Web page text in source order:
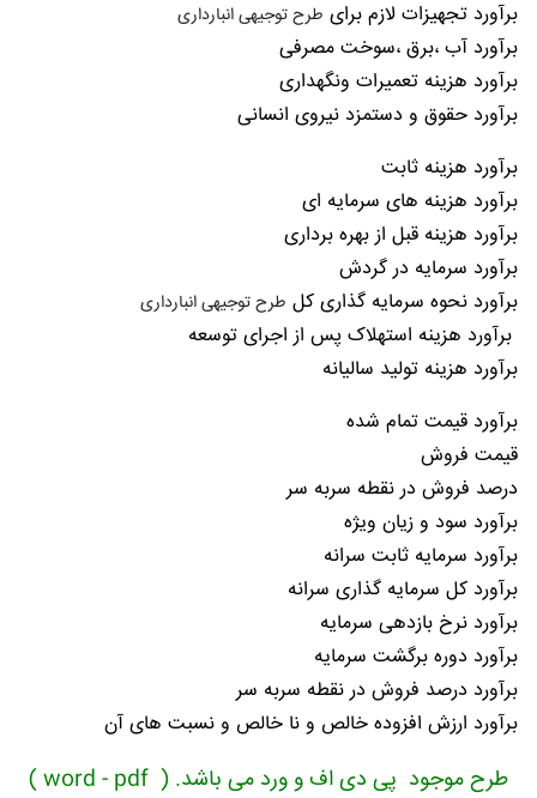
برآورد تجهیزات لازم برای طرح توجیهی انبارداری
برآورد آب ،برق ،سوخت مصرفی
برآورد هزینه تعمیرات ونگهداری
برآورد حقوق و دستمزد نیروی انسانی
برآورد هزینه ثابت
برآورد هزینه های سرمایه ای
برآورد هزینه قبل از بهره برداری
برآورد سرمایه در گردش
برآورد نحوه سرمایه گذاری کل طرح توجیهی انبارداری
برآورد هزینه استهلاک پس از اجرای توسعه
برآورد هزینه تولید سالیانه
برآورد قیمت تمام شده
قیمت فروش
درصد فروش در نقطه سربه سر
برآورد سود و زیان ویژه
برآورد سرمایه ثابت سرانه
برآورد کل سرمایه گذاری سرانه
برآورد نرخ بازدهی سرمایه
برآورد دوره برگشت سرمایه
برآورد درصد فروش در نقطه سربه سر
برآورد ارزش افزوده خالص و نا خالص و نسبت های آن
طرح موجود پی دی اف و ورد می باشد. ( word - pdf )